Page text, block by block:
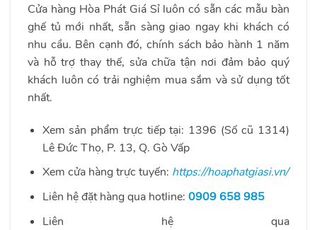
Cửa hàng Hòa Phát Giá Sỉ luôn có sẵn các mẫu bàn
ghế tủ mới nhất, sẵn sàng giao ngay khi khách có
nhu cầu. Bên cạnh đó, chính sách bảo hành 1 năm
và hỗ trợ thay thế, sửa chữa tận nơi đảm bảo quý
khách luôn có trải nghiệm mua sắm và sử dụng tốt
nhất.
Xem sản phẩm trực tiếp tại: 1396 (Số cũ 1314)
Lê Đức Thọ, P. 13, Q. Gò Vấp
Xem cửa hàng trực tuyến: https://hoaphatgiasi.vn/
Liên hệ đặt hàng qua hotline: 0909 658 985
Liên hệ qua